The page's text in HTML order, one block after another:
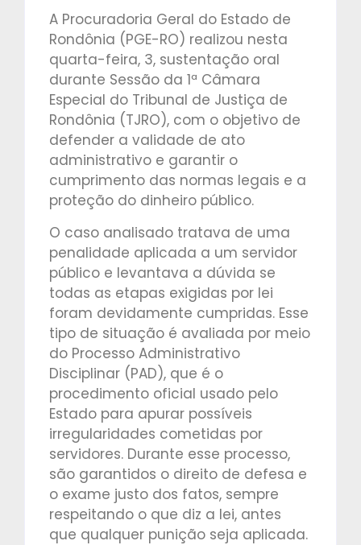
A Procuradoria Geral do Estado de
Rondônia (PGE-RO) realizou nesta
quarta-feira, 3, sustentação oral
durante Sessão da 1ª Câmara
Especial do Tribunal de Justiça de
Rondônia (TJRO), com o objetivo de
defender a validade de ato
administrativo e garantir o
cumprimento das normas legais e a
proteção do dinheiro público.
O caso analisado tratava de uma
penalidade aplicada a um servidor
público e levantava a dúvida se
todas as etapas exigidas por lei
foram devidamente cumpridas. Esse
tipo de situação é avaliada por meio
do Processo Administrativo
Disciplinar (PAD), que é o
procedimento oficial usado pelo
Estado para apurar possíveis
irregularidades cometidas por
servidores. Durante esse processo,
são garantidos o direito de defesa e
o exame justo dos fatos, sempre
respeitando o que diz a lei, antes
que qualquer punição seja aplicada.